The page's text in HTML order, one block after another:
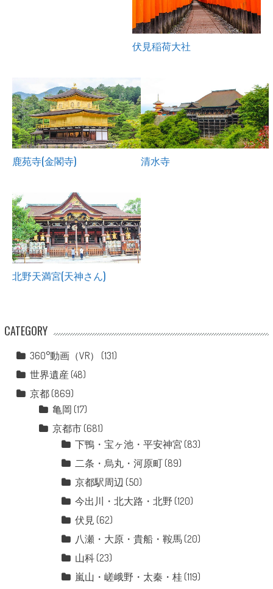
伏見稲荷大社
鹿苑寺(金閣寺) 清水寺
北野天満宮(天神さん)
CATEGORY
360°動画（VR）
(131)
世界遺産 (48)
京都(869)
亀岡 (17)
京都市(681)
下鴨・宝ヶ池・平安神宮 (83)
二条・烏丸・河原町(89)
京都駅周辺 (50)
今出川・北大路・北野 (120)
伏見 (62)
八瀬・大原・貴船・鞍馬(20)
山科(23)
嵐山・嵯峨野・太秦・桂 (119)